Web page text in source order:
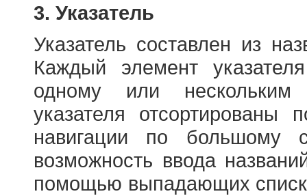
3. Указатель
Указатель составлен из
Каждый элемент
одному или
указателя отсортированы
навигации по большому
возможность ввода
помощью выпадающих